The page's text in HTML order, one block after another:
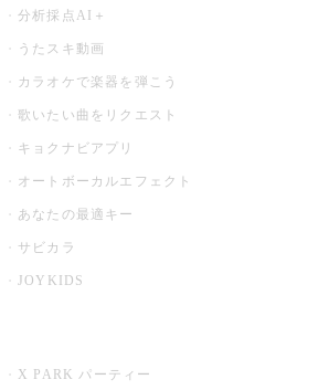
分析採点AI＋
うたスキ動画
カラオケで楽器を弾こう
歌いたい曲をリクエスト
キョクナビアプリ
オートボーカルエフェクト
あなたの最適キー
サビカラ
JOYKIDS
X PARK パーティー